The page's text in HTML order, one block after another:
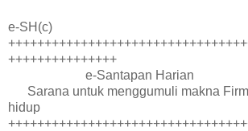
e-SH(c)
+++++++++++++++
e-Santapan Harian
Sarana untuk menggumuli makna
hidup